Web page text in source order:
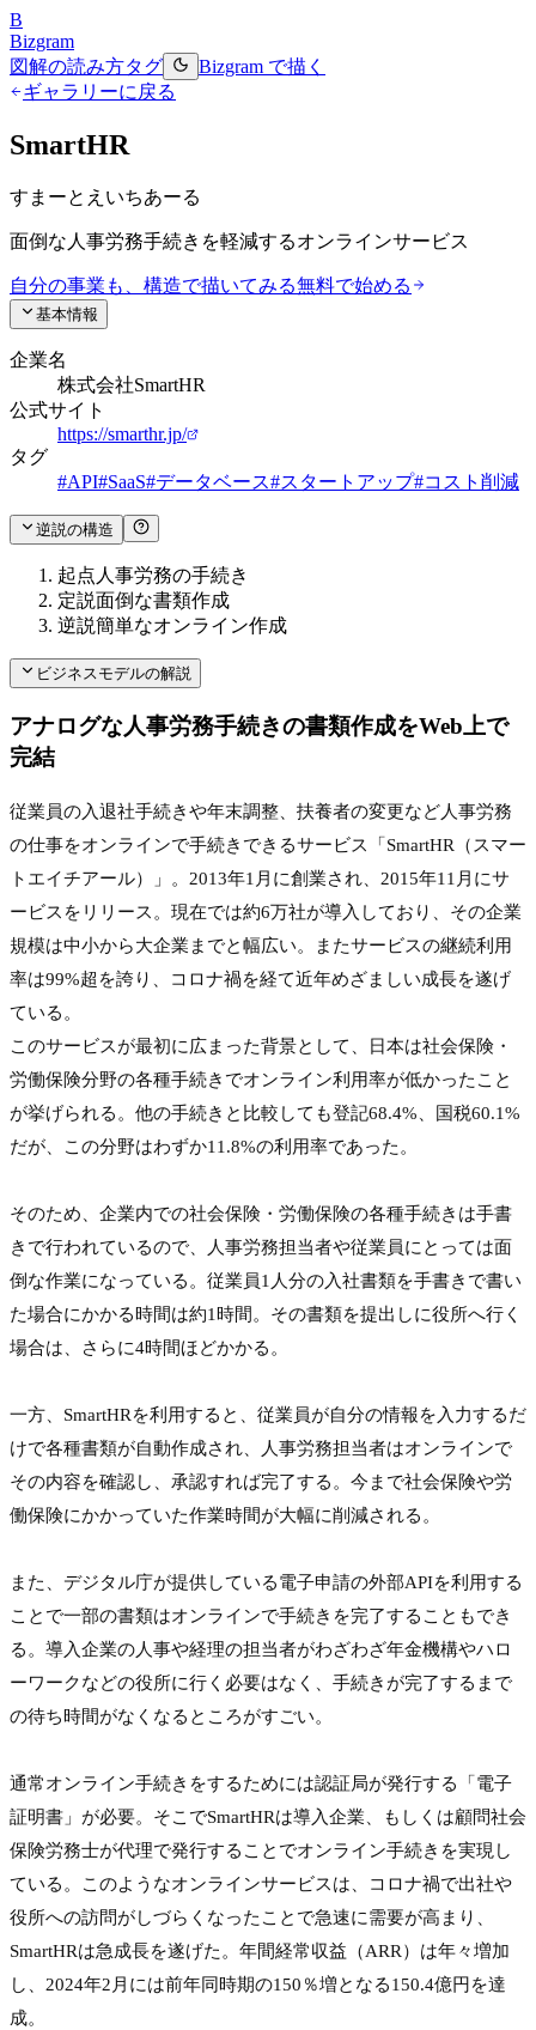
B
Bizgram
図解の読み方タグ
Bizgram で描く
ギャラリーに戻る
SmartHR
すまーとえいちあーる
面倒な人事労務手続きを軽減するオンラインサービス
自分の事業も、構造で描いてみる無料で始める
基本情報
企業名
株式会社SmartHR
公式サイト
https://smarthr.jp/
タグ
#API#SaaS#データベース#スタートアップ#コスト削減
逆説の構造
起点 人事労務の手続き
定説面倒な書類作成
逆説簡単なオンライン作成
ビジネスモデルの解説
アナログな人事労務手続きの書類作成をWeb上で
完結
従業員の入退社手続きや年末調整、扶養者の変更など人事労務
の仕事をオンラインで手続きできるサービス「SmartHR（スマー
トエイチアール）」。2013年1月に創業され、2015年11月にサ
ービスをリリース。現在では約6万社が導入しており、その企業
規模は中小から大企業までと幅広い。またサービスの継続利用
率は99%超を誇り、コロナ禍を経て近年めざましい成長を遂げ
ている。
このサービスが最初に広まった背景として、日本は社会保険・
労働保険分野の各種手続きでオンライン利用率が低かったこと
が挙げられる。他の手続きと比較しても登記68.4%、国税60.1%
だが、この分野はわずか11.8%の利用率であった。
そのため、企業内での社会保険・労働保険の各種手続きは手書
きで行われているので、人事労務担当者や従業員にとっては面
倒な作業になっている。従業員1人分の入社書類を手書きで書い
た場合にかかる時間は約1時間。その書類を提出しに役所へ行く
場合は、さらに4時間ほどかかる。
一方、SmartHRを利用すると、従業員が自分の情報を入力するだ
けで各種書類が自動作成され、人事労務担当者はオンラインで
その内容を確認し、承認すれば完了する。今まで社会保険や労
働保険にかかっていた作業時間が大幅に削減される。
また、デジタル庁が提供している電子申請の外部APIを利用する
ことで一部の書類はオンラインで手続きを完了することもでき
る。導入企業の人事や経理の担当者がわざわざ年金機構やハロ
ーワークなどの役所に行く必要はなく、手続きが完了するまで
の待ち時間がなくなるところがすごい。
通常オンライン手続きをするためには認証局が発行する「電子
証明書」が必要。そこでSmartHRは導入企業、もしくは顧問社会
保険労務士が代理で発行することでオンライン手続きを実現し
ている。このようなオンラインサービスは、コロナ禍で出社や
役所への訪問がしづらくなったことで急速に需要が高まり、
SmartHRは急成長を遂げた。年間経常収益（ARR）は年々増加
し、2024年2月には前年同時期の150％増となる150.4億円を達
成。